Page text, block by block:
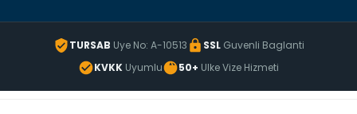
TURSAB Uye No: A-10513 SSLGuvenli Baglanti
KVKK Uyumlu 50+ Ulke Vize Hizmeti